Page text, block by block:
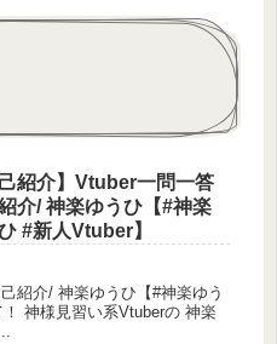
己紹介】Vtuber一問一答
介/ 神楽ゆうひ【#神楽
#新人Vtuber】
紹介/ 神楽ゆうひ【#神楽ゆう